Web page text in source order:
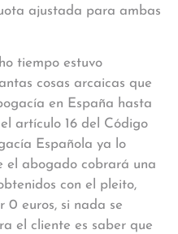
ajustada para ambas
tiempo estuvo
cosas arcaicas que
en España hasta
artículo 16 del Código
Española ya lo
el abogado cobrará una
con el pleito,
0 euros, si nada se
el cliente es saber que